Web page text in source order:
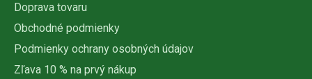
Doprava tovaru
Obchodné podmienky
Podmienky ochrany osobných údajov
Zľava 10 % na prvý nákup